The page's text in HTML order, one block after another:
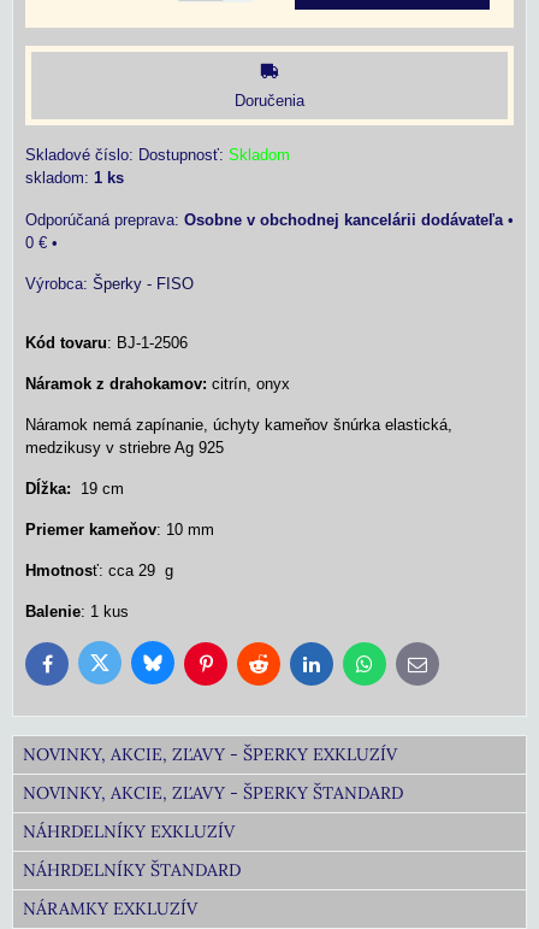
Doručenia
Skladové číslo: Dostupnosť: Skladom
skladom: 1 ks
Osobne v obchodnej kancelárii dodávateľa •
0 € •
Výrobca: Šperky - FISO
Kód tovaru: BJ-1-2506
Náramok z drahokamov: citrín, onyx
Náramok nemá zapínanie, úchyty kameňov šnúrka elastická,
medzikusy v striebre Ag 925
Dĺžka: 19 cm
Priemer kameňov: 10 mm
Hmotnosť: cca 29 g
Balenie: 1 kus
FacebookTwitter BlueskyPinterestReddit LinkedInWhatsApp
E-
mail
NOVINKY, AKCIE, ZĽAVY - ŠPERKY EXKLUZÍV
NOVINKY, AKCIE, ZĽAVY - ŠPERKY ŠTANDARD
NÁHRDELNÍKY EXKLUZÍV
NÁHRDELNÍKY ŠTANDARD
NÁRAMKY EXKLUZÍV